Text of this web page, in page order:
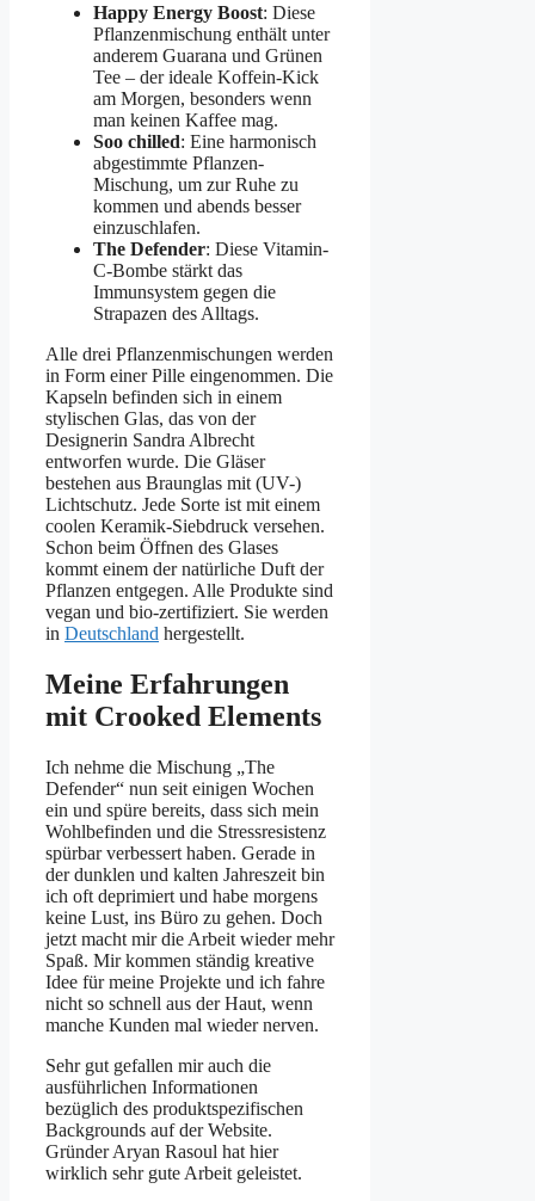
Happy Energy Boost: Diese
Pflanzenmischung enthält unter
anderem Guarana und Grünen
Tee – der ideale Koffein-Kick
am Morgen, besonders wenn
man keinen Kaffee mag.
Soo chilled: Eine harmonisch
abgestimmte Pflanzen-
Mischung, um zur Ruhe zu
kommen und abends besser
einzuschlafen.
The Defender: Diese Vitamin-
C-Bombe stärkt das
Immunsystem gegen die
Strapazen des Alltags.
Alle drei Pflanzenmischungen werden
in Form einer Pille eingenommen. Die
Kapseln befinden sich in einem
stylischen Glas, das von der
Designerin Sandra Albrecht
entworfen wurde. Die Gläser
bestehen aus Braunglas mit (UV-)
Lichtschutz. Jede Sorte ist mit einem
coolen Keramik-Siebdruck versehen.
Schon beim Öffnen des Glases
kommt einem der natürliche Duft der
Pflanzen entgegen. Alle Produkte sind
vegan und bio-zertifiziert. Sie werden
in Deutschland hergestellt.
Meine Erfahrungen
mit Crooked Elements
Ich nehme die Mischung „The
Defender“ nun seit einigen Wochen
ein und spüre bereits, dass sich mein
Wohlbefinden und die Stressresistenz
spürbar verbessert haben. Gerade in
der dunklen und kalten Jahreszeit bin
ich oft deprimiert und habe morgens
keine Lust, ins Büro zu gehen. Doch
jetzt macht mir die Arbeit wieder mehr
Spaß. Mir kommen ständig kreative
Idee für meine Projekte und ich fahre
nicht so schnell aus der Haut, wenn
manche Kunden mal wieder nerven.
Sehr gut gefallen mir auch die
ausführlichen Informationen
bezüglich des produktspezifischen
Backgrounds auf der Website.
Gründer Aryan Rasoul hat hier
wirklich sehr gute Arbeit geleistet.